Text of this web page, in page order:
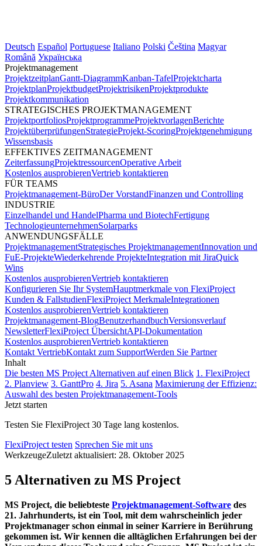
Deutsch Español Portuguese Italiano Polski Čeština Magyar
Română Українська
Projektmanagement
ProjektzeitplanGantt-DiagrammKanban-TafelProjektcharta
ProjektplanProjektbudgetProjektrisikenProjektprodukte
Projektkommunikation
STRATEGISCHES PROJEKTMANAGEMENT
ProjektportfoliosProjektprogrammeProjektvorlagenBerichte
ProjektüberprüfungenStrategieProjekt-ScoringProjektgenehmigung
Wissensbasis
EFFEKTIVES ZEITMANAGEMENT
ZeiterfassungProjektressourcenOperative Arbeit
Kostenlos ausprobierenVertrieb kontaktieren
FÜR TEAMS
Projektmanagement-BüroDer VorstandFinanzen und Controlling
INDUSTRIE
Einzelhandel und HandelPharma und BiotechFertigung
TechnologieunternehmenSolarparks
ANWENDUNGSFÄLLE
ProjektmanagementStrategisches ProjektmanagementInnovation und
FuE-ProjekteWiederkehrende ProjekteIntegration mit JiraQuick
Wins
Kostenlos ausprobierenVertrieb kontaktieren
Konfigurieren Sie Ihr SystemHauptmerkmale von FlexiProject
Kunden & FallstudienFlexiProject MerkmaleIntegrationen
Kostenlos ausprobierenVertrieb kontaktieren
Projektmanagement-BlogBenutzerhandbuchVersionsverlauf
NewsletterFlexiProject ÜbersichtAPI-Dokumentation
Kostenlos ausprobierenVertrieb kontaktieren
Kontakt VertriebKontakt zum SupportWerden Sie Partner
Inhalt
Die besten MS Project Alternativen auf einen Blick 1. FlexiProject
2. Planview 3. GanttPro 4. Jira 5. Asana Maximierung der Effizienz:
Auswahl des besten Projektmanagement-Tools
Jetzt starten
Testen Sie FlexiProject 30 Tage lang kostenlos.
FlexiProject testen Sprechen Sie mit uns
WerkzeugeZuletzt aktualisiert: 28. Oktober 2025
5 Alternativen zu MS Project
MS Project, die beliebteste Projektmanagement-Software des
21. Jahrhunderts, ist ein Tool, mit dem wahrscheinlich jeder
Projektmanager schon einmal in seiner Karriere in Berührung
gekommen ist. Wir kennen die alltäglichen Erfahrungen bei der